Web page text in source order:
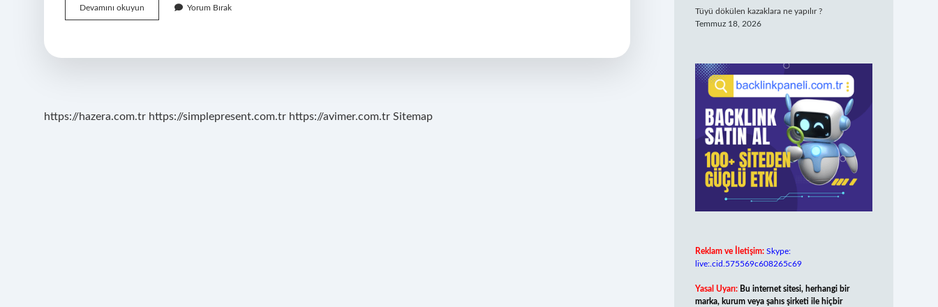
Devamını okuyun Savcının
Kimlik
Var
Yorum Bırak
https://hazera.com.tr https://simplepresent.com.tr https://avimer.com.tr Sitemap
Tüyü dökülen kazaklara ne yapılır ?
Temmuz 18, 2026
Reklam ve İletişim: Skype:
live:.cid.575569c608265c69
Yasal Uyarı: Bu internet sitesi, herhangi bir
marka, kurum veya şahıs şirketi ile hiçbir